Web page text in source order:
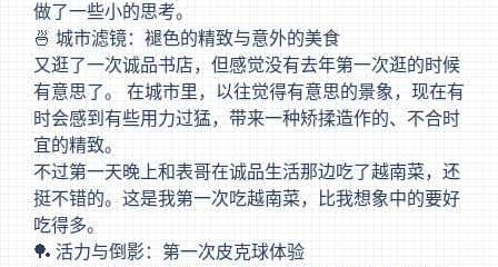
做了一些小的思考。
🍜 城市滤镜：褪色的精致与意外的美食
又逛了一次诚品书店，但感觉没有去年第一次逛的时候
有意思了。 在城市里，以往觉得有意思的景象，现在有
时会感到有些用力过猛，带来一种矫揉造作的、不合时
宜的精致。
不过第一天晚上和表哥在诚品生活那边吃了越南菜，还
挺不错的。这是我第一次吃越南菜，比我想象中的要好
吃得多。
🏓 活力与倒影：第一次皮克球体验